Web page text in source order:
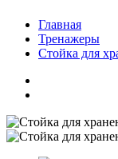
Главная
Тренажеры
Стойка для